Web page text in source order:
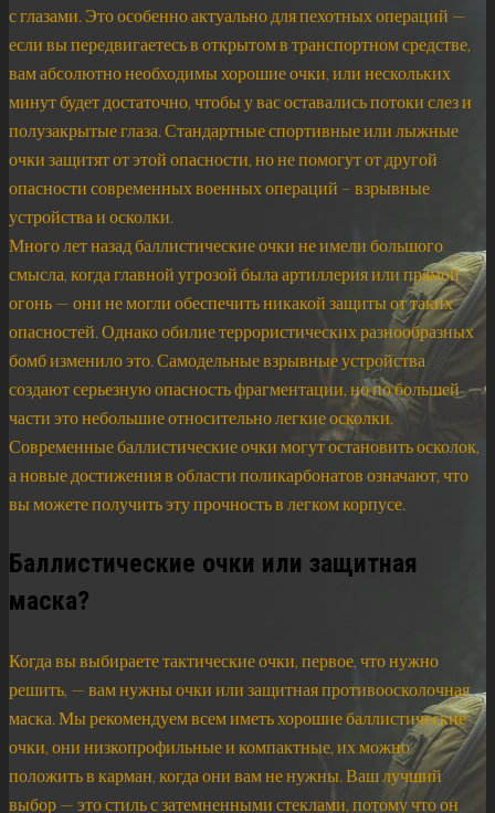
с глазами. Это особенно актуально для пехотных операций —
если вы передвигаетесь в открытом в транспортном средстве,
вам абсолютно необходимы хорошие очки, или нескольких
минут будет достаточно, чтобы у вас оставались потоки слез и
полузакрытые глаза. Стандартные спортивные или лыжные
очки защитят от этой опасности, но не помогут от другой
опасности современных военных операций – взрывные
устройства и осколки.
Много лет назад баллистические очки не имели большого
смысла, когда главной угрозой была артиллерия или прямой
огонь — они не могли обеспечить никакой защиты от таких
опасностей. Однако обилие террористических разнообразных
бомб изменило это. Самодельные взрывные устройства
создают серьезную опасность фрагментации, но по большей
части это небольшие относительно легкие осколки.
Современные баллистические очки могут остановить осколок,
а новые достижения в области поликарбонатов означают, что
вы можете получить эту прочность в легком корпусе.
Баллистические очки или защитная
маска?
Когда вы выбираете тактические очки, первое, что нужно
решить, — вам нужны очки или защитная противоосколочная
маска. Мы рекомендуем всем иметь хорошие баллистические
очки, они низкопрофильные и компактные, их можно
положить в карман, когда они вам не нужны. Ваш лучший
выбор — это стиль с затемненными стеклами, потому что он